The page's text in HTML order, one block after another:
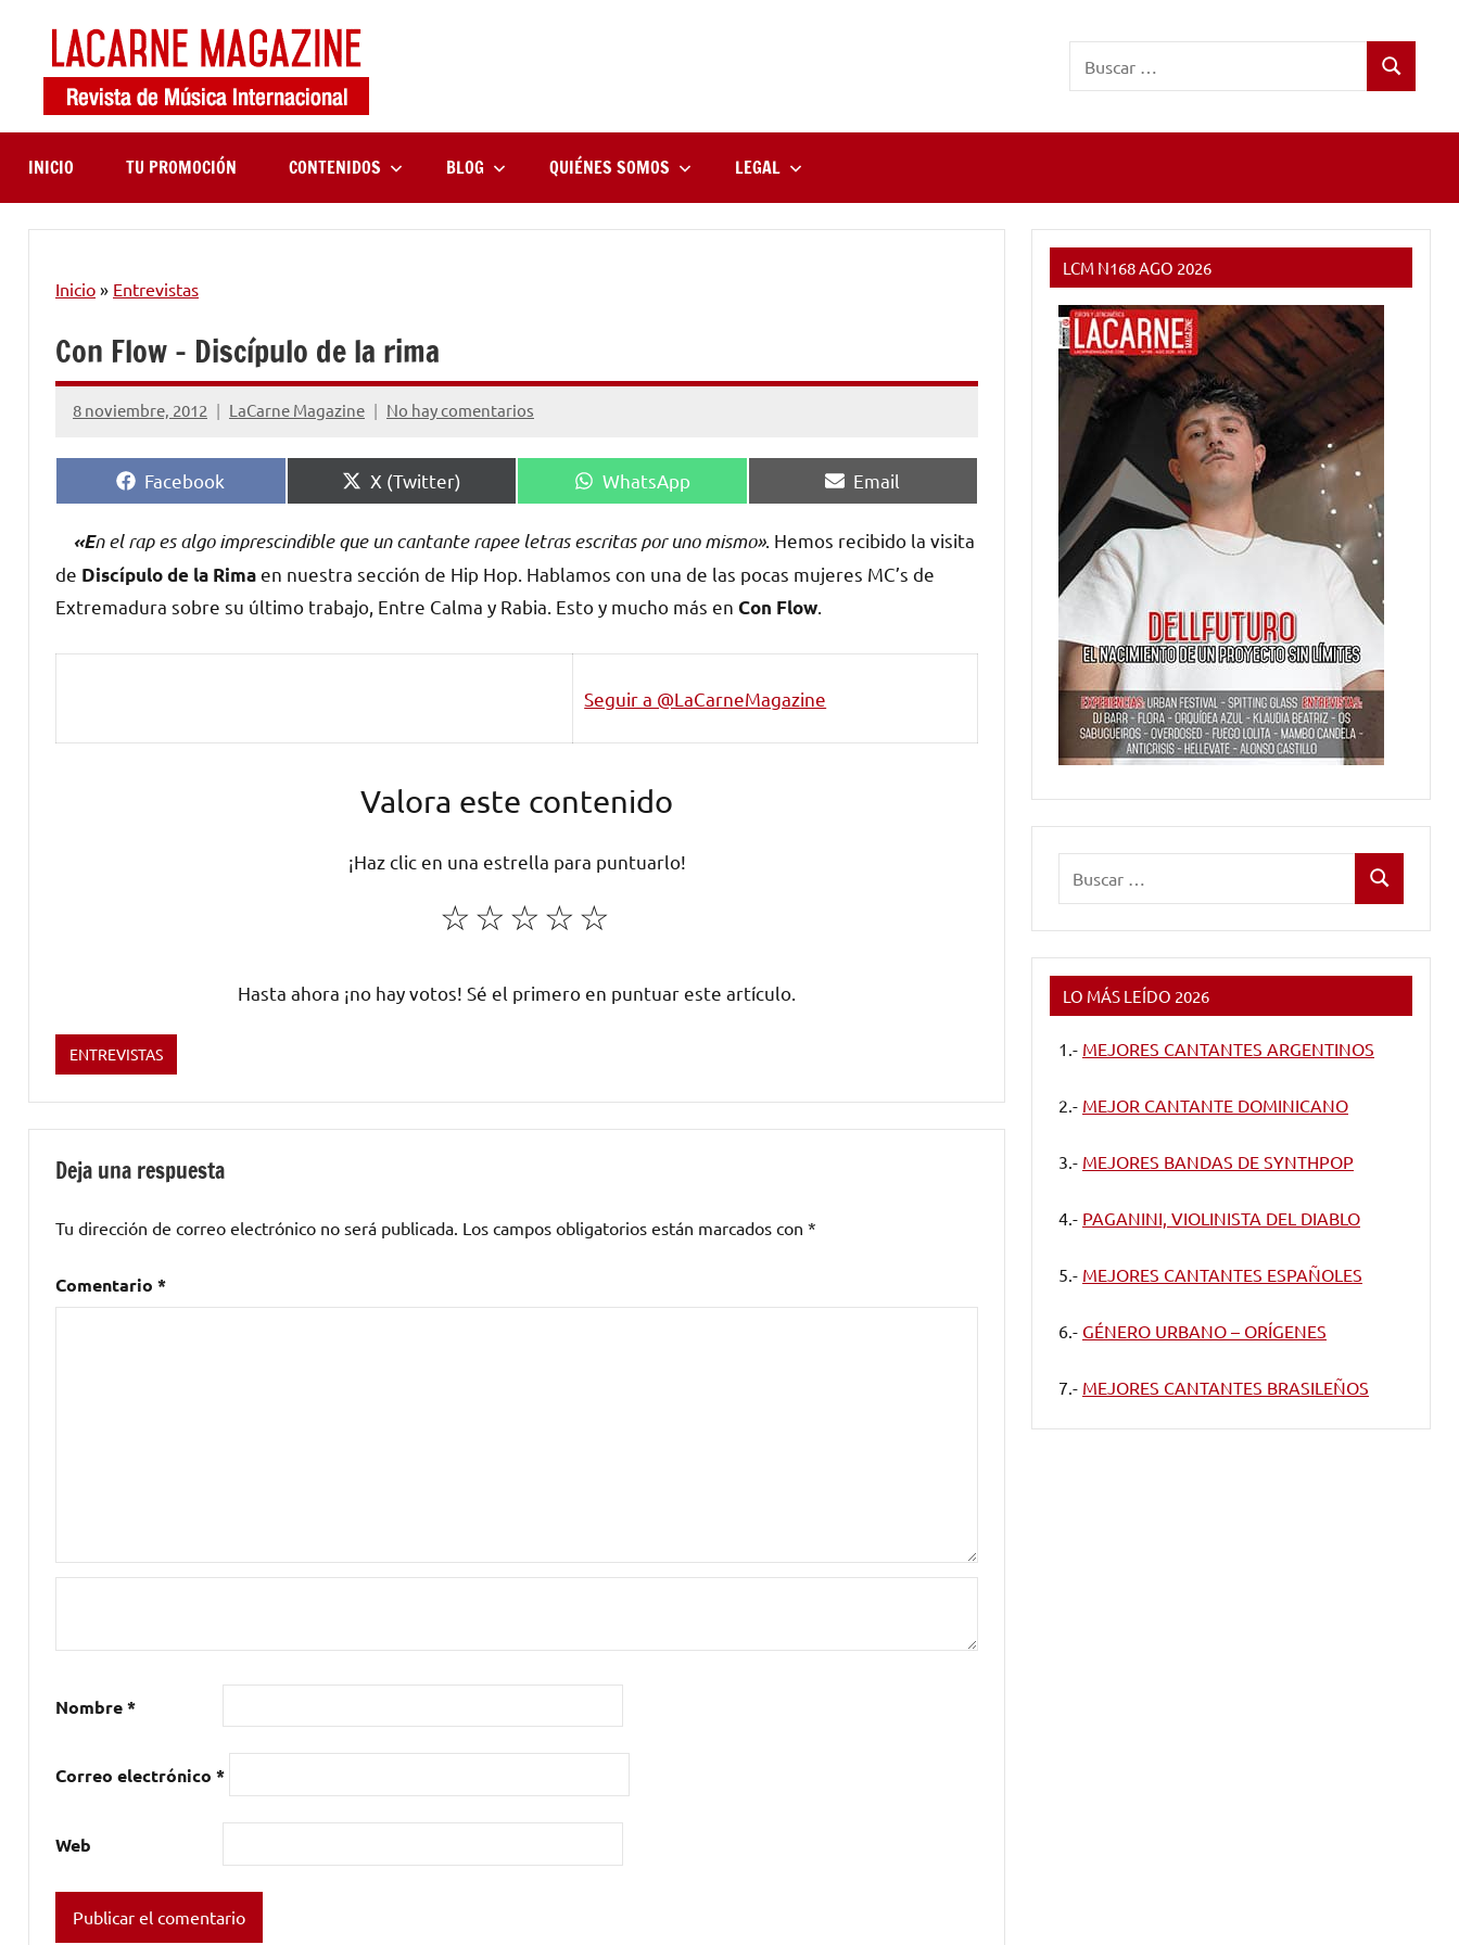
contenido
Magazine
música
internacional
Buscar
INICIO TU PROMOCIÓN CONTENIDOS BLOG QUIÉNES SOMOS LEGAL
Inicio » Entrevistas
Con Flow – Discípulo de la rima
8 noviembre, 2012 LaCarne Magazine No hay comentarios
Compartir
en
Facebook
Compartir
en
X (Twitter)
Compartir
en
WhatsApp
Compartir
en
Email
«En el rap es algo imprescindible que un cantante rapee letras escritas por uno mismo». Hemos recibido la visita
de Discípulo de la Rimaen nuestra sección de Hip Hop. Hablamos con una de las pocas mujeres MC’s de
Extremadura sobre su último trabajo, Entre Calma y Rabia . Esto y mucho más en Con Flow
Seguir a @LaCarneMagazine
Valora este contenido
¡Haz clic en una estrella para puntuarlo!
☆
☆
☆
☆
☆
Hasta ahora ¡no hay votos! Sé el primero en puntuar este artículo.
Etiquetado
como
Con
flow
Discípulo
ENTREVISTAS
Deja una respuesta
Tu dirección de correo electrónico no será publicada. Los campos obligatorios están marcados con *
Comentario *
Nombre*
Correo electrónico *
Web
LCM N168 AGO 2026
Buscar
LO MÁS LEÍDO 2026
1.- MEJORES CANTANTES ARGENTINOS
2.- MEJOR CANTANTE DOMINICANO
3.- MEJORES BANDAS DE SYNTHPOP
4.- PAGANINI, VIOLINISTA DEL DIABLO
5.- MEJORES CANTANTES ESPAÑOLES
6.- GÉNERO URBANO – ORÍGENES
7.- MEJORES CANTANTES BRASILEÑOS